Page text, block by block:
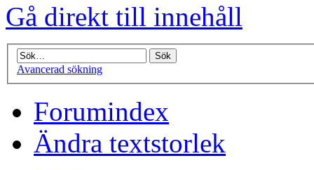
Gå direkt till innehåll
Avancerad sökning
Forumindex
Ändra textstorlek